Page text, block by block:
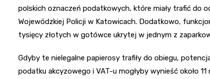
polskich oznaczeń podatkowych, które miały trafić do
Wojewódzkiej Policji w Katowicach. Dodatkowo,
tysięcy złotych w gotówce ukrytej w jednym z
Gdyby te nielegalne papierosy trafiły do obiegu,
podatku akcyzowego i VAT-u mogłyby wynieść około